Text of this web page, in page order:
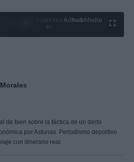
Ad hubMedia
de bien sobre la táctica de un derbi
por Asturias. Periodismo deportivo
con itinerario real.